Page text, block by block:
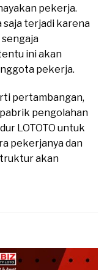
pekerja.
saja terjadi karena
ini akan
pekerja.
pertambangan,
pengolahan
LOTOTO untuk
pekerjanya dan
akan